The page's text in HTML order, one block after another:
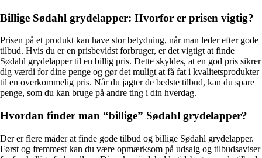
Billige Sødahl grydelapper: Hvorfor er prisen vigtig?
Prisen på et produkt kan have stor betydning, når man leder efter gode
tilbud. Hvis du er en prisbevidst forbruger, er det vigtigt at finde
Sødahl grydelapper til en billig pris. Dette skyldes, at en god pris sikrer
dig værdi for dine penge og gør det muligt at få fat i kvalitetsprodukter
til en overkommelig pris. Når du jagter de bedste tilbud, kan du spare
penge, som du kan bruge på andre ting i din hverdag.
Hvordan finder man “billige” Sødahl grydelapper?
Der er flere måder at finde gode tilbud og billige Sødahl grydelapper.
Først og fremmest kan du være opmærksom på udsalg og tilbudsaviser